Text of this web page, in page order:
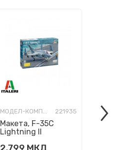
МОДЕЛ-КОМПЛЕТ 221935
Макета, F-35C
Lightning II